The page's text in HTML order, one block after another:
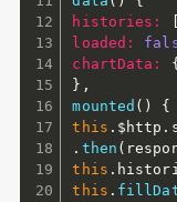
histories :
loaded :
chartData : {
} ,
mounted ( )
{
this . $http .
. then (
this .
this .